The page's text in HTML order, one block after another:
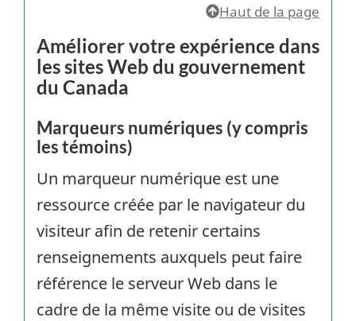
Haut de la page
Améliorer votre expérience dans
les sites Web du gouvernement
du Canada
Marqueurs numériques (y compris
les témoins)
Un marqueur numérique est une
ressource créée par le navigateur du
visiteur afin de retenir certains
renseignements auxquels peut faire
référence le serveur Web dans le
cadre de la même visite ou de visites